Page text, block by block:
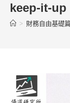
keep-it-up
> 財務自由基礎